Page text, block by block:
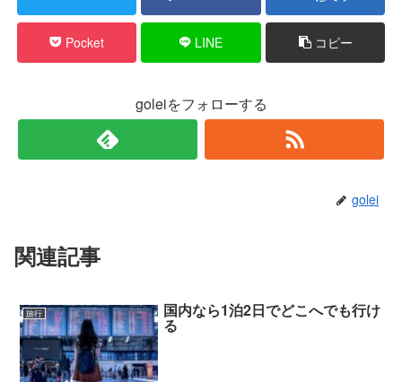
Pocket LINE コピー
goleiをフォローする
golei
関連記事
旅行 国内なら1泊2日でどこへでも行け
る